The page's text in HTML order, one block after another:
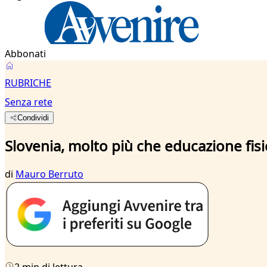
Abbonati
RUBRICHE
Senza rete
Condividi
Slovenia, molto più che educazione
di Mauro Berruto